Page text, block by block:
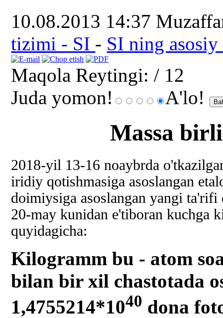
10.08.2013 14:37
tizimi - SI - SI ning
Maqola Reytingi: / 12
Juda yomon!
A'lo!
Massa
2018-yil 13-16 noaybrda
iridiy qotishmasiga asoslangan
doimiysiga asoslangan yangi
20-may kunidan e'tiboran kuchga
quyidagicha:
Kilogramm bu - atom
bilan bir xil chastotada
1,4755214*1040 dona